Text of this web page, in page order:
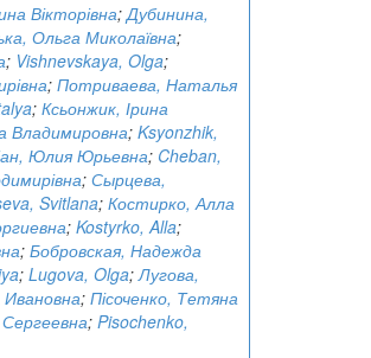
Вікторівна;Дубинина,
Ольга Миколаївна;
; Vishnevskaya, Olga;
; Потриваева, Наталья
; Ксьонжик, Ірина
Владимировна; Ksyonzhik,
Юлия Юрьевна; Cheban,
; Сырцева,
Svitlana; Костирко, Алла
; Kostyrko, Alla;
; Бобровская, Надежда
; Lugova, Olga;Лугова,
; Пісоченко, Тетяна
; Pisochenko,